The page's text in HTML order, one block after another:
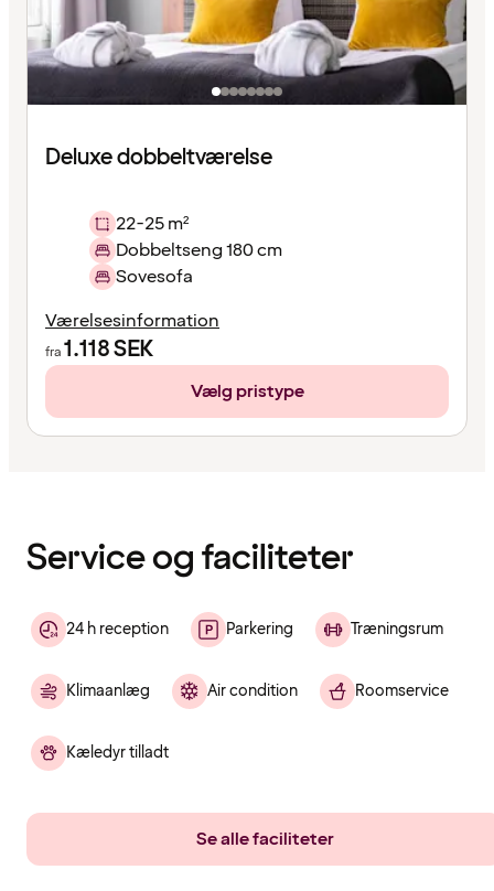
Deluxe dobbeltværelse
22-25 m²
Dobbeltseng 180 cm
Sovesofa
Værelsesinformation
fra1.118SEK
Vælg pristype
Service og faciliteter
24 h reception Parkering Træningsrum
Klimaanlæg Air condition Roomservice
Kæledyr tilladt
Se alle faciliteter